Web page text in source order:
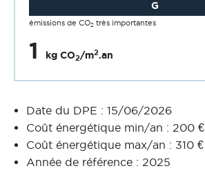
G
émissions de CO2 très importantes
1 kg CO2/m2.an
Date du DPE : 15/06/2026
Coût énergétique min/an : 200 €
Coût énergétique max/an : 310 €
Année de référence : 2025